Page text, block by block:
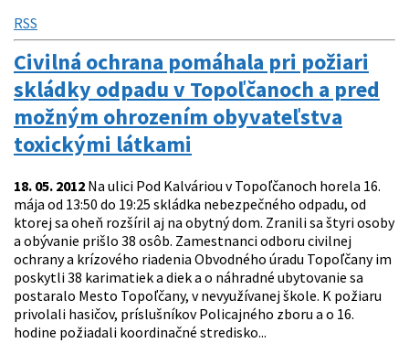
RSS
Civilná ochrana pomáhala pri požiari
skládky odpadu v Topoľčanoch a pred
možným ohrozením obyvateľstva
toxickými látkami
18. 05. 2012 Na ulici Pod Kalváriou v Topoľčanoch horela 16.
mája od 13:50 do 19:25 skládka nebezpečného odpadu, od
ktorej sa oheň rozšíril aj na obytný dom. Zranili sa štyri osoby
a obývanie prišlo 38 osôb. Zamestnanci odboru civilnej
ochrany a krízového riadenia Obvodného úradu Topoľčany im
poskytli 38 karimatiek a diek a o náhradné ubytovanie sa
postaralo Mesto Topoľčany, v nevyužívanej škole. K požiaru
privolali hasičov, príslušníkov Policajného zboru a o 16.
hodine požiadali koordinačné stredisko...